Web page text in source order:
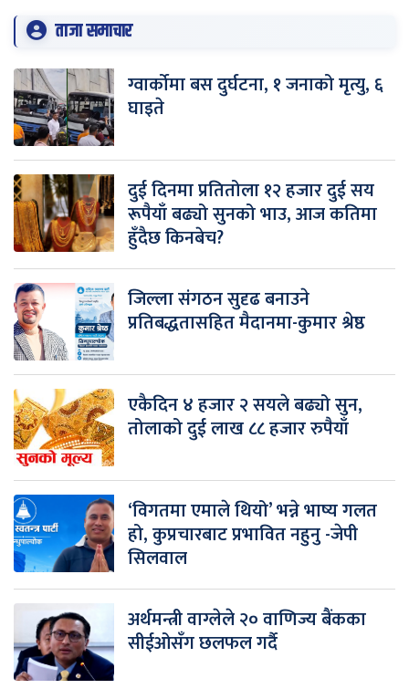
ताजा समाचार
ग्वार्कोमा बस दुर्घटना, १ जनाको मृत्यु, ६
घाइते
दुई दिनमा प्रतितोला १२ हजार दुई सय
रूपैयाँ बढ्यो सुनको भाउ, आज कतिमा
हुँदैछ किनबेच?
जिल्ला संगठन सुदृढ बनाउने
प्रतिबद्धतासहित मैदानमा-कुमार श्रेष्ठ
एकैदिन ४ हजार २ सयले बढ्यो सुन,
तोलाको दुई लाख ८८ हजार रुपैयाँ
‘विगतमा एमाले थियो’ भन्ने भाष्य गलत
हो, कुप्रचारबाट प्रभावित नहुनु -जेपी
सिलवाल
अर्थमन्त्री वाग्लेले २० वाणिज्य बैंकका
सीईओसँग छलफल गर्दै